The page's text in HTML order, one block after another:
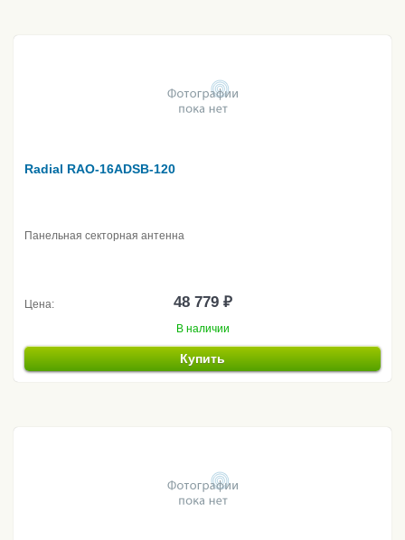
Radial RAO-16ADSB-120
Панельная секторная антенна
Цена: 48 779 ₽
В наличии
Купить